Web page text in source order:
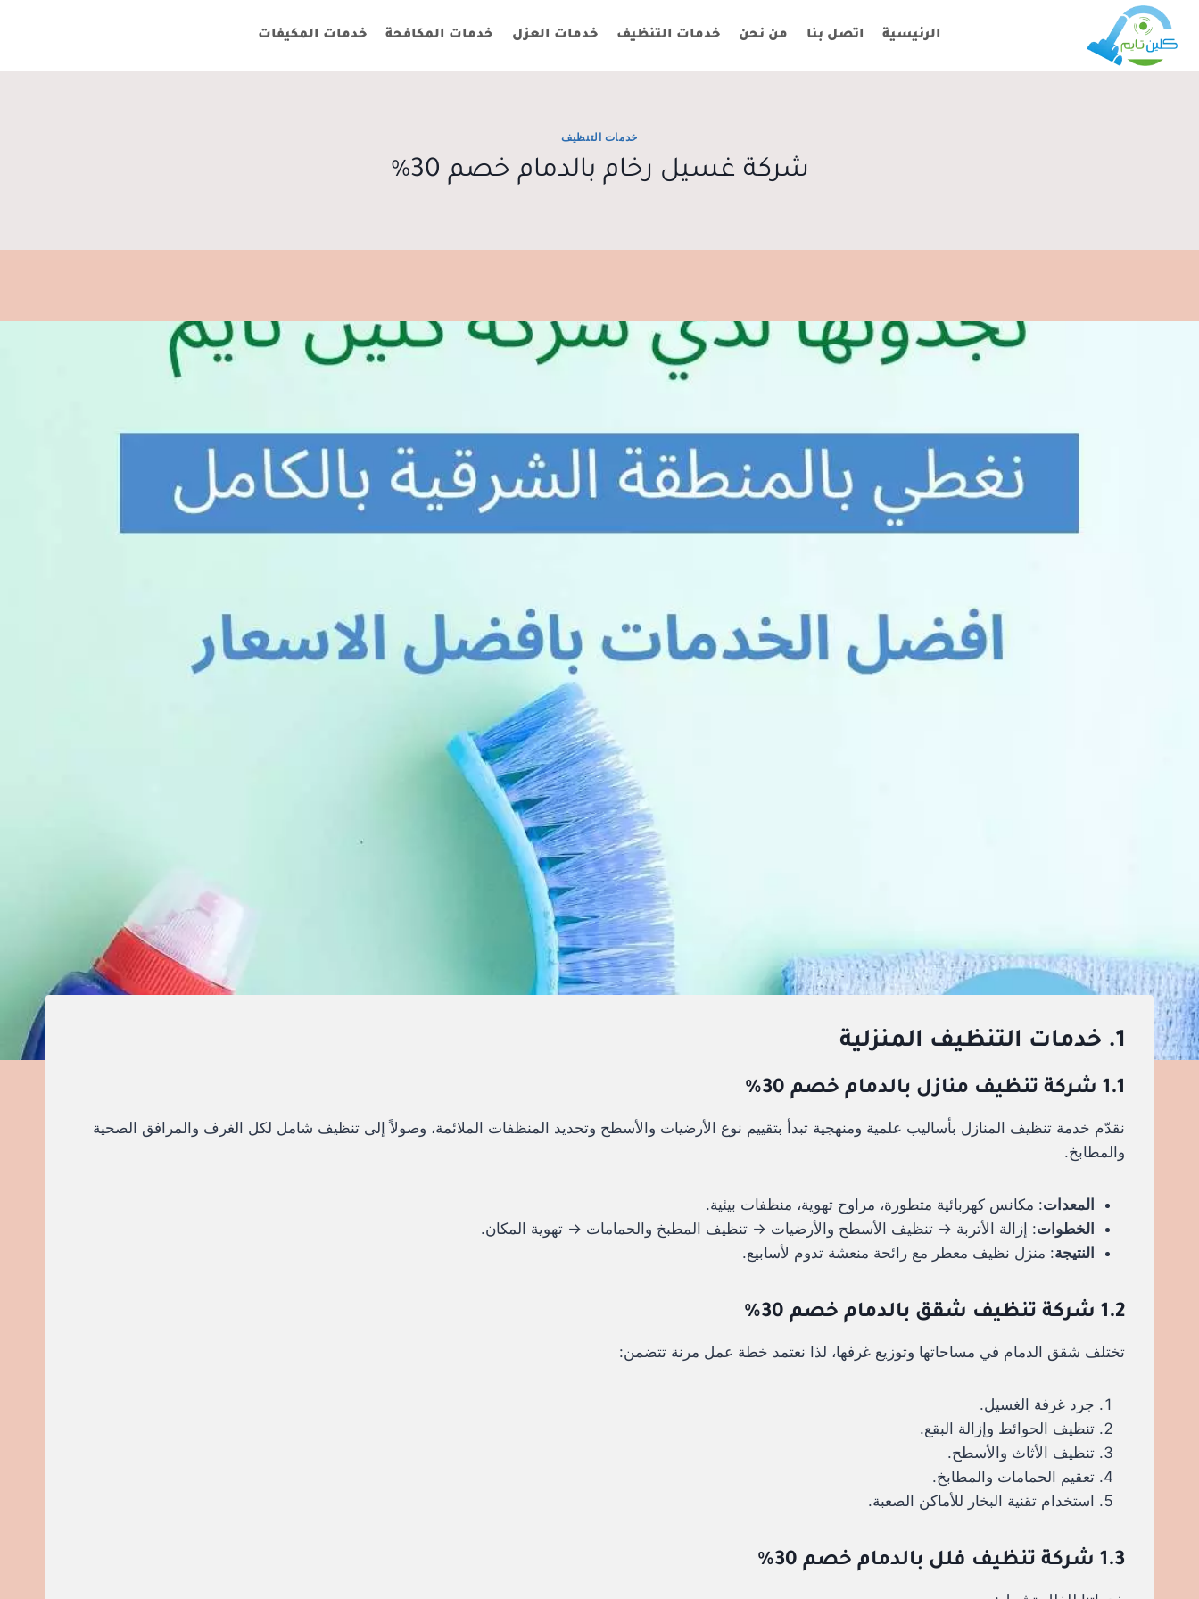
التجاوز
المحتوى
الرئيسية اتصل بنا من نحن خدمات التنظيف خدمات العزل خدمات المكافحة خدمات المكيفات
خدمات التنظيف
شركة غسيل رخام بالدمام خصم 30%
1. خدمات التنظيف المنزلية
1.1 شركة تنظيف منازل بالدمام خصم 30%
نقدّم خدمة تنظيف المنازل بأساليب علمية ومنهجية تبدأ بتقييم نوع الأرضيات والأسطح وتحديد المنظفات الملائمة، وصولاً إلى تنظيف شامل لكل الغرف والمرافق الصحية
والمطابخ.
المعدات: مكانس كهربائية متطورة، مراوح تهوية، منظفات بيئية.
الخطوات: إزالة الأتربة → تنظيف الأسطح والأرضيات → تنظيف المطبخ والحمامات → تهوية المكان.
النتيجة: منزل نظيف معطر مع رائحة منعشة تدوم لأسابيع.
1.2 شركة تنظيف شقق بالدمام خصم 30%
تختلف شقق الدمام في مساحاتها وتوزيع غرفها، لذا نعتمد خطة عمل مرنة تتضمن:
جرد غرفة الغسيل.
تنظيف الحوائط وإزالة البقع.
تنظيف الأثاث والأسطح.
تعقيم الحمامات والمطابخ.
استخدام تقنية البخار للأماكن الصعبة.
1.3 شركة تنظيف فلل بالدمام خصم 30%